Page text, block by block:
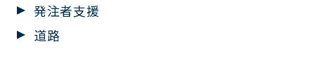
発注者支援
道路